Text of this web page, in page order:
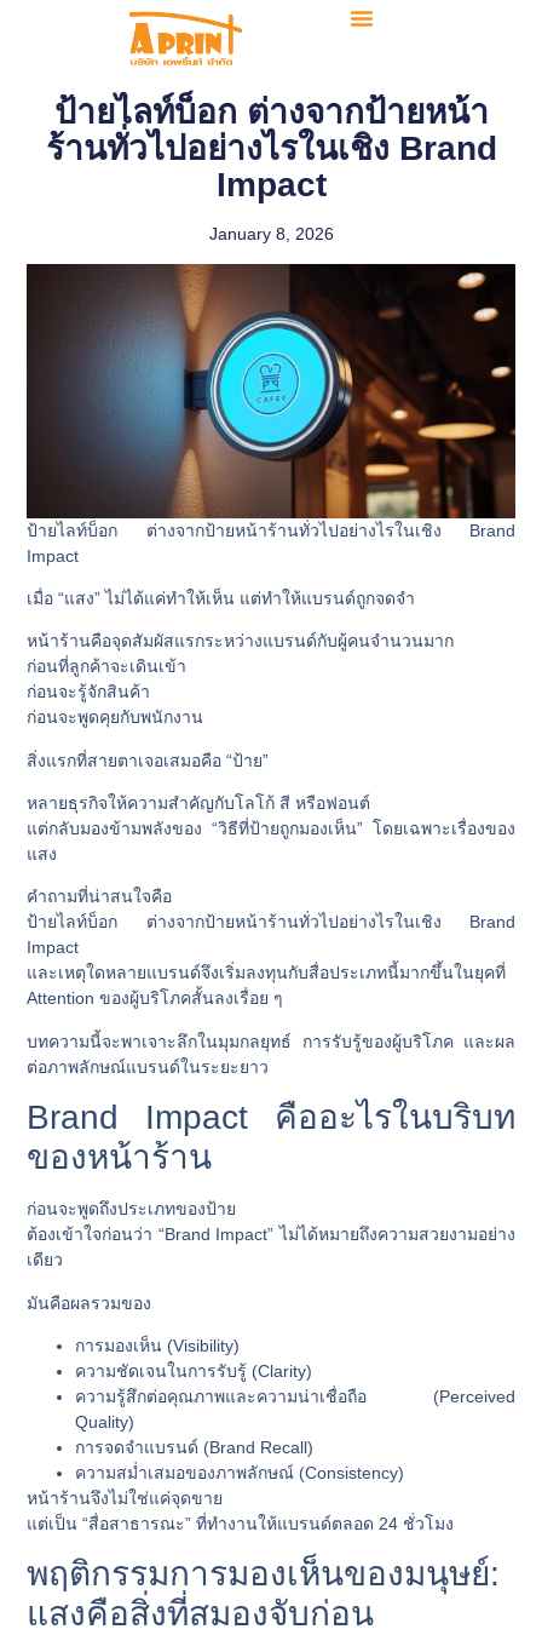
ป้ายไลท์บ็อก ต่างจากป้ายหน้า
ร้านทั่วไปอย่างไรในเชิง Brand
Impact
January 8, 2026
ป้ายไลท์บ็อก ต่างจากป้ายหน้าร้านทั่วไปอย่างไรในเชิง Brand
Impact
เมื่อ “แสง” ไม่ได้แค่ทำให้เห็น แต่ทำให้แบรนด์ถูกจดจำ
หน้าร้านคือจุดสัมผัสแรกระหว่างแบรนด์กับผู้คนจำนวนมาก
ก่อนที่ลูกค้าจะเดินเข้า
ก่อนจะรู้จักสินค้า
ก่อนจะพูดคุยกับพนักงาน
สิ่งแรกที่สายตาเจอเสมอคือ “ป้าย”
หลายธุรกิจให้ความสำคัญกับโลโก้ สี หรือฟอนต์
แต่กลับมองข้ามพลังของ “วิธีที่ป้ายถูกมองเห็น” โดยเฉพาะเรื่องของ
แสง
คำถามที่น่าสนใจคือ
ป้ายไลท์บ็อก ต่างจากป้ายหน้าร้านทั่วไปอย่างไรในเชิง Brand
Impact
และเหตุใดหลายแบรนด์จึงเริ่มลงทุนกับสื่อประเภทนี้มากขึ้นในยุคที่
Attention ของผู้บริโภคสั้นลงเรื่อย ๆ
บทความนี้จะพาเจาะลึกในมุมกลยุทธ์ การรับรู้ของผู้บริโภค และผล
ต่อภาพลักษณ์แบรนด์ในระยะยาว
Brand Impact คืออะไรในบริบท
ของหน้าร้าน
ก่อนจะพูดถึงประเภทของป้าย
ต้องเข้าใจก่อนว่า “Brand Impact” ไม่ได้หมายถึงความสวยงามอย่าง
เดียว
มันคือผลรวมของ
การมองเห็น (Visibility)
ความชัดเจนในการรับรู้ (Clarity)
ความรู้สึกต่อคุณภาพและความน่าเชื่อถือ (Perceived
Quality)
การจดจำแบรนด์ (Brand Recall)
ความสม่ำเสมอของภาพลักษณ์ (Consistency)
หน้าร้านจึงไม่ใช่แค่จุดขาย
แต่เป็น “สื่อสาธารณะ” ที่ทำงานให้แบรนด์ตลอด 24 ชั่วโมง
พฤติกรรมการมองเห็นของมนุษย์:
แสงคือสิ่งที่สมองจับก่อน